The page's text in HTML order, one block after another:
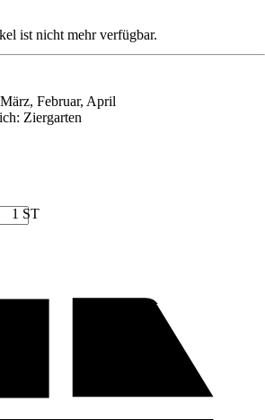
ist nicht mehr verfügbar.
Februar, April
: Ziergarten
1 ST